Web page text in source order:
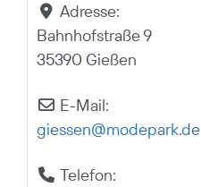
Adresse:
Bahnhofstraße 9
35390 Gießen
E-Mail:
giessen@modepark.de
Telefon: